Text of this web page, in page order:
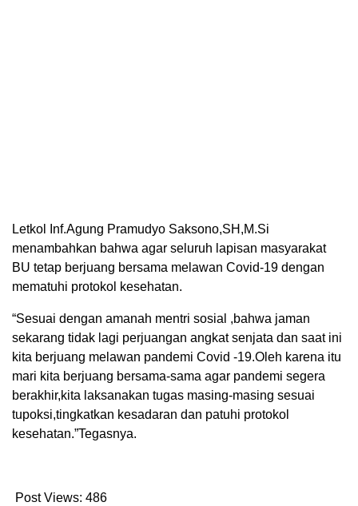
Letkol Inf.Agung Pramudyo Saksono,SH,M.Si
menambahkan bahwa agar seluruh lapisan masyarakat
BU tetap berjuang bersama melawan Covid-19 dengan
mematuhi protokol kesehatan.
“Sesuai dengan amanah mentri sosial ,bahwa jaman
sekarang tidak lagi perjuangan angkat senjata dan saat ini
kita berjuang melawan pandemi Covid -19.Oleh karena itu
mari kita berjuang bersama-sama agar pandemi segera
berakhir,kita laksanakan tugas masing-masing sesuai
tupoksi,tingkatkan kesadaran dan patuhi protokol
kesehatan.”Tegasnya.
Post Views: 486